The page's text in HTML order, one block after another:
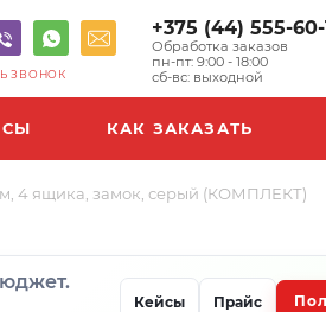
+375 (44) 555-60-
Обработка заказов
пн-пт: 9:00 - 18:00
сб-вс: выходной
ЗВОНОК
КАК ЗАКАЗАТЬ
4 ящика, замок, серый (КОМПЛЕКТ)
Кейсы Прайс